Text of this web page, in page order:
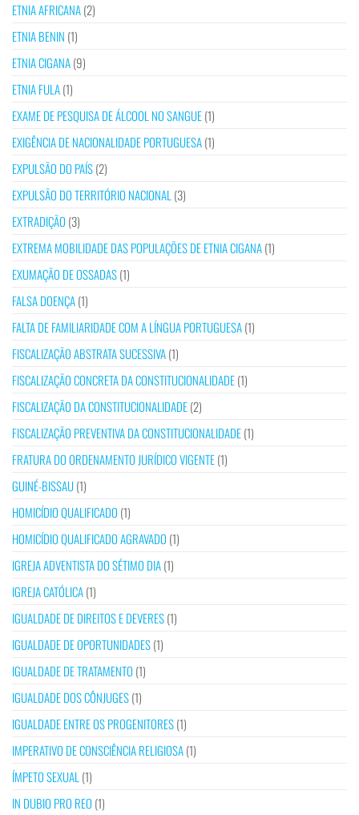
ETNIA AFRICANA(2)
ETNIA BENIN (1)
ETNIA CIGANA(9)
ETNIA FULA(1)
EXAME DE PESQUISA DE ÁLCOOL NO SANGUE(1)
EXIGÊNCIA DE NACIONALIDADE PORTUGUESA(1)
EXPULSÃO DO PAÍS(2)
EXPULSÃO DO TERRITÓRIO NACIONAL (3)
EXTRADIÇÃO (3)
EXTREMA MOBILIDADE DAS POPULAÇÕES DE ETNIA CIGANA(1)
EXUMAÇÃO DE OSSADAS(1)
FALSA DOENÇA(1)
FALTA DE FAMILIARIDADE COM A LÍNGUA PORTUGUESA(1)
FISCALIZAÇÃO ABSTRATA SUCESSIVA(1)
FISCALIZAÇÃO CONCRETA DA CONSTITUCIONALIDADE(1)
FISCALIZAÇÃO DA CONSTITUCIONALIDADE(2)
FISCALIZAÇÃO PREVENTIVA DA CONSTITUCIONALIDADE(1)
FRATURA DO ORDENAMENTO JURÍDICO VIGENTE(1)
GUINÉ-BISSAU(1)
HOMICÍDIO QUALIFICADO (1)
HOMICÍDIO QUALIFICADO AGRAVADO (1)
IGREJA ADVENTISTA DO SÉTIMO DIA(1)
IGREJA CATÓLICA(1)
IGUALDADE DE DIREITOS E DEVERES(1)
IGUALDADE DE OPORTUNIDADES(1)
IGUALDADE DE TRATAMENTO (1)
IGUALDADE DOS CÔNJUGES(1)
IGUALDADE ENTRE OS PROGENITORES(1)
IMPERATIVO DE CONSCIÊNCIA RELIGIOSA(1)
ÍMPETO SEXUAL (1)
IN DUBIO PRO REO (1)